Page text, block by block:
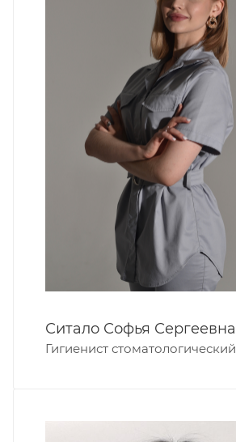
Ситало Софья Сергеевна
Гигиенист стоматологический